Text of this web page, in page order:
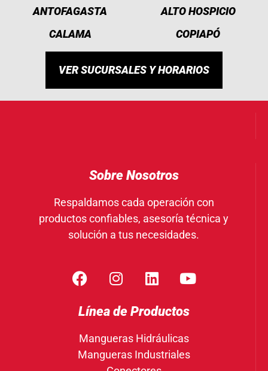
ANTOFAGASTA
ALTO HOSPICIO
CALAMA
COPIAPÓ
VER SUCURSALES Y HORARIOS
Sobre Nosotros
Respaldamos cada operación con
productos confiables, asesoría técnica y
solución a tus necesidades.
Línea de Productos
Mangueras Hidráulicas
Mangueras Industriales